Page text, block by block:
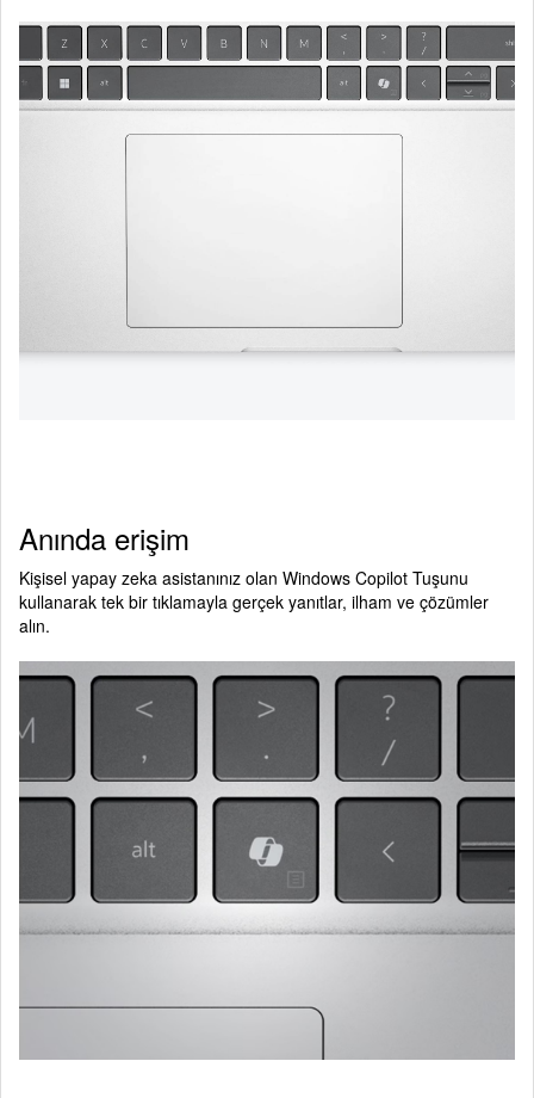
Anında erişim
Kişisel yapay zeka asistanınız olan Windows Copilot Tuşunu
kullanarak tek bir tıklamayla gerçek yanıtlar, ilham ve çözümler
alın.